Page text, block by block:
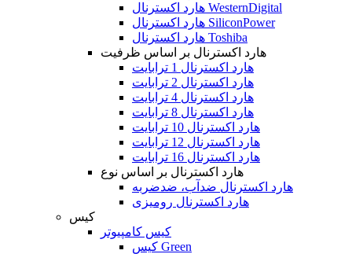
هارد اکسترنال WesternDigital
هارد اکسترنال SiliconPower
هارد اکسترنال Toshiba
هارد اکسترنال بر اساس ظرفیت
هارد اکسترنال 1 ترابایت
هارد اکسترنال 2 ترابایت
هارد اکسترنال 4 ترابایت
هارد اکسترنال 8 ترابایت
هارد اکسترنال 10 ترابایت
هارد اکسترنال 12 ترابایت
هارد اکسترنال 16 ترابایت
هارد اکسترنال بر اساس نوع
هارد اکسترنال ضدآب، ضدضربه
هارد اکسترنال رومیزی
کیس
کیس کامپیوتر
کیس Green